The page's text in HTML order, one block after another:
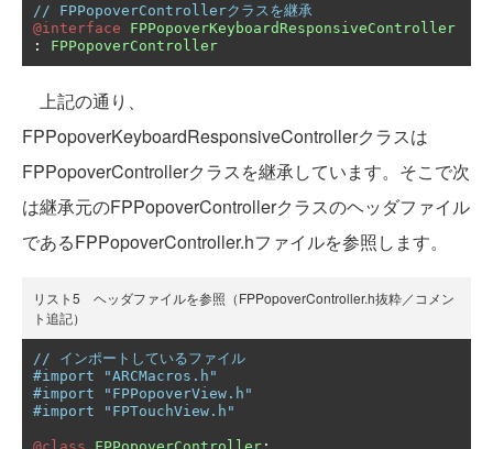
// FPPopoverControllerクラスを継承
@interface
FPPopoverKeyboardResponsiveController
:
FPPopoverController
上記の通り、
FPPopoverKeyboardResponsiveControllerクラスは
FPPopoverControllerクラスを継承しています。そこで次
は継承元のFPPopoverControllerクラスのヘッダファイル
であるFPPopoverController.hファイルを参照します。
リスト5 ヘッダファイルを参照（FPPopoverController.h抜粋／コメン
ト追記）
// インポートしているファイル
#import "ARCMacros.h"
#import "FPPopoverView.h"
#import "FPTouchView.h"